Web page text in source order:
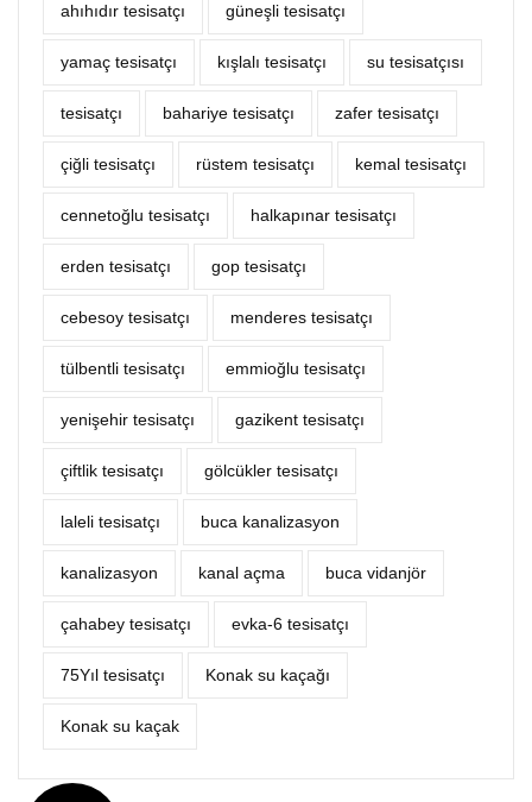
ahıhıdır tesisatçı güneşli tesisatçı
yamaç tesisatçı kışlalı tesisatçı su tesisatçısı
tesisatçı bahariye tesisatçı zafer tesisatçı
çiğli tesisatçı rüstem tesisatçı kemal tesisatçı
cennetoğlu tesisatçı halkapınar tesisatçı
erden tesisatçı gop tesisatçı
cebesoy tesisatçı menderes tesisatçı
tülbentli tesisatçı emmioğlu tesisatçı
yenişehir tesisatçı gazikent tesisatçı
çiftlik tesisatçı gölcükler tesisatçı
laleli tesisatçı buca kanalizasyon
kanalizasyon kanal açma buca vidanjör
çahabey tesisatçı evka-6 tesisatçı
75Yıl tesisatçı Konak su kaçağı
Konak su kaçak